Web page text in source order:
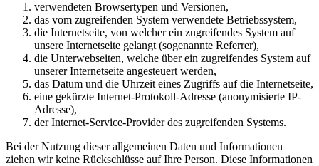
verwendeten Browsertypen und Versionen,
das vom zugreifenden System verwendete Betriebssystem,
die Internetseite, von welcher ein zugreifendes System auf
unsere Internetseite gelangt (sogenannte Referrer),
die Unterwebseiten, welche über ein zugreifendes System auf
unserer Internetseite angesteuert werden,
das Datum und die Uhrzeit eines Zugriffs auf die Internetseite,
eine gekürzte Internet-Protokoll-Adresse (anonymisierte IP-
Adresse),
der Internet-Service-Provider des zugreifenden Systems.
Bei der Nutzung dieser allgemeinen Daten und Informationen
ziehen wir keine Rückschlüsse auf Ihre Person. Diese Informationen